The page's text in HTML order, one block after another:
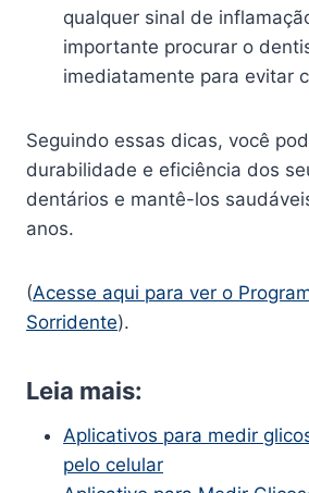
qualquer sinal de
importante procurar o
imediatamente para evitar
Seguindo essas dicas, você
durabilidade e eficiência dos
dentários e mantê-los
anos.
(Acesse aqui para ver o
Sorridente).
Leia mais:
Aplicativos para medir
pelo celular